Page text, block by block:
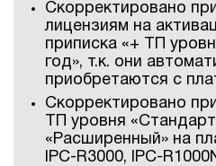
1CофтСкорректировано
лицензиям на
приписка «+ ТП
год», т.к. они
приобретаются с
Скорректировано
ТП уровня
«Расширенный» на
IPC-R3000, IPC-